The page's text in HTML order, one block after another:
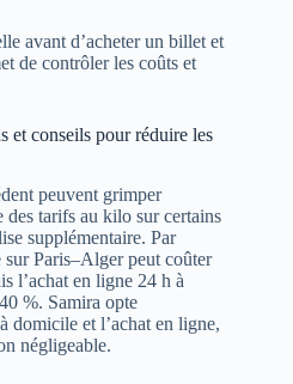
avant d’acheter un billet et
de contrôler les coûts et
et conseils pour réduire les
peuvent grimper
tarifs au kilo sur certains
supplémentaire. Par
Paris–Alger peut coûter
l’achat en ligne 24 h à
%. Samira opte
domicile et l’achat en ligne,
négligeable.